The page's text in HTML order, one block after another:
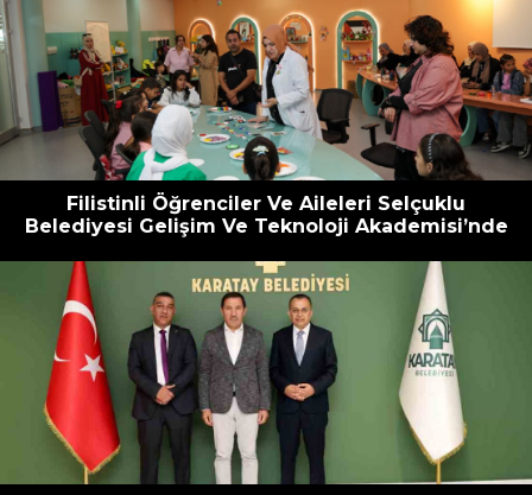
Filistinli Öğrenciler Ve Aileleri Selçuklu
Belediyesi Gelişim Ve Teknoloji Akademisi’nde